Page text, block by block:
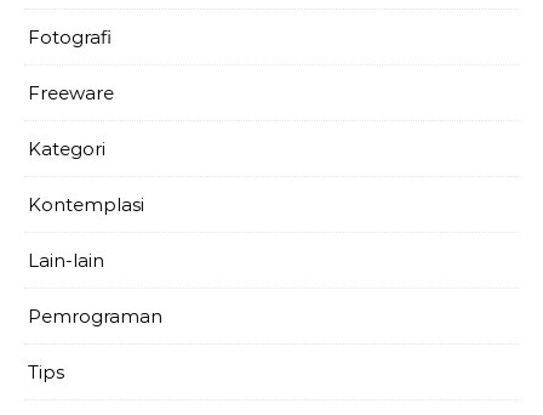
Fotografi
Freeware
Kategori
Kontemplasi
Lain-lain
Pemrograman
Tips